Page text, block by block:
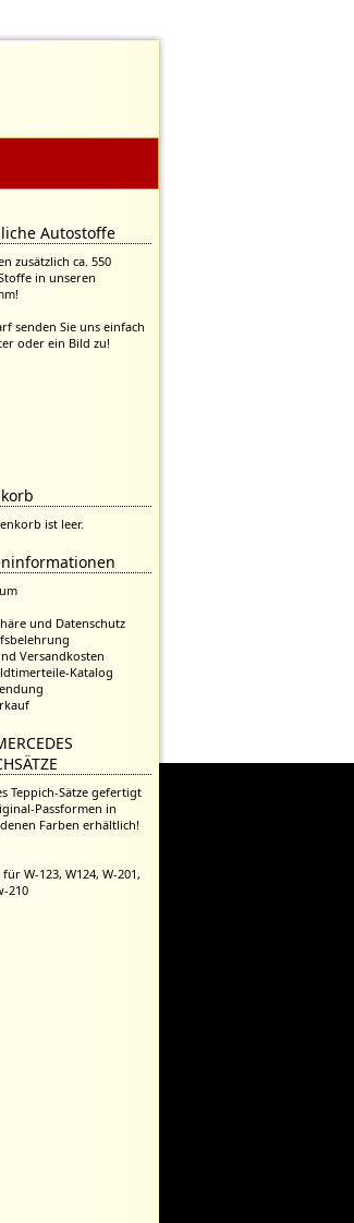
Autostoffe
zusätzlich ca. 550
in unseren
senden Sie uns einfach
oder ein Bild zu!
ist leer.
und Datenschutz
Versandkosten
Katalog
Teppich-Sätze gefertigt
Passformen in
Farben erhältlich!
für W-123, W124, W-201,
210